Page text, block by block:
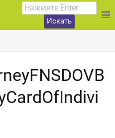
Искать